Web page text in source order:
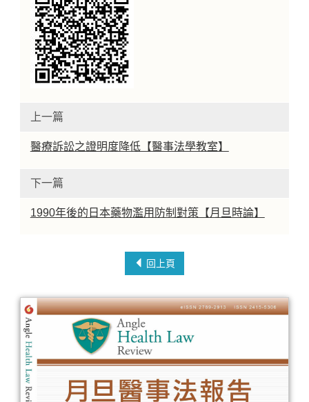
上一篇
醫療訴訟之證明度降低【醫事法學教室】
下一篇
1990年後的日本藥物濫用防制對策【月旦時論】
回上頁